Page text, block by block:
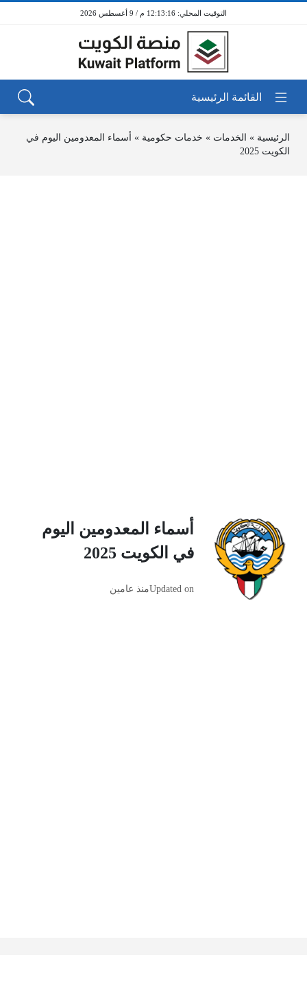
12:13:16 م / 9 أغسطس 2026
الرئيسية » الخدمات » خدمات حكومية » أسماء المعدومين اليوم في
الكويت 2025
أسماء المعدومين اليوم
في الكويت 2025
Updated onمنذ عامين